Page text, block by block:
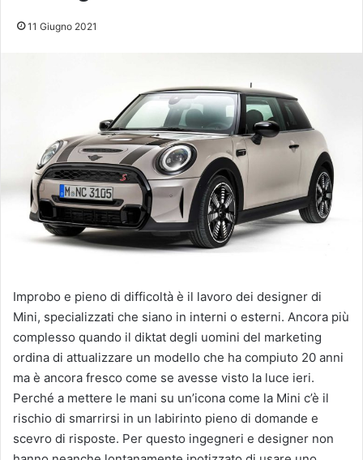
11 Giugno 2021
Improbo e pieno di difficoltà è il lavoro dei designer di
Mini, specializzati che siano in interni o esterni. Ancora più
complesso quando il diktat degli uomini del marketing
ordina di attualizzare un modello che ha compiuto 20 anni
ma è ancora fresco come se avesse visto la luce ieri.
Perché a mettere le mani su un’icona come la Mini c’è il
rischio di smarrirsi in un labirinto pieno di domande e
scevro di risposte. Per questo ingegneri e designer non